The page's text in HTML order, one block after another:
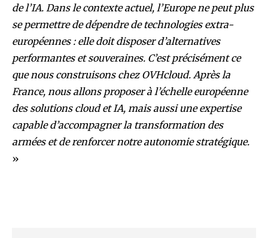
de l’IA. Dansle contexte actuel, l’Europe ne peut plus
se permettre de dépendre de technologies extra-
européennes : elle doit disposer d’alternatives
performantes et souveraines. C’est précisément ce
que nous construisons chez OVHcloud. Après la
France, nous allons proposer à l’échelle européenne
des solutions cloud et IA, mais aussi une expertise
capable d’accompagner la transformation des
armées et de renforcer notre autonomie stratégique.
»